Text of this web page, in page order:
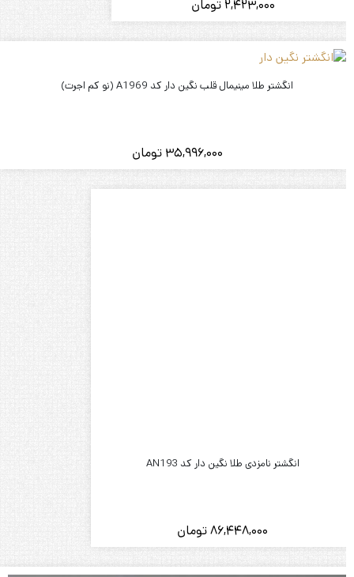
2,423,000تومان
انگشتر طلا مینیمال قلب نگین دار کد A1969 (نو کم اجرت)
35,996,000تومان
انگشتر نامزدی طلا نگین دار کد AN193
86,448,000تومان